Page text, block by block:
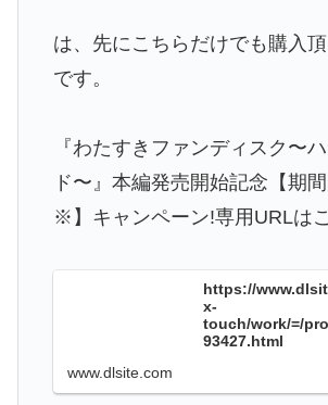
は、先にこちらだけでも購入
です。
『わたすきファンディスク〜
ド〜』本編発売開始記念【期
※】キャンペーン!専用URLは
https://
x-
touch/work/=/
93427.html
www.dlsite.com